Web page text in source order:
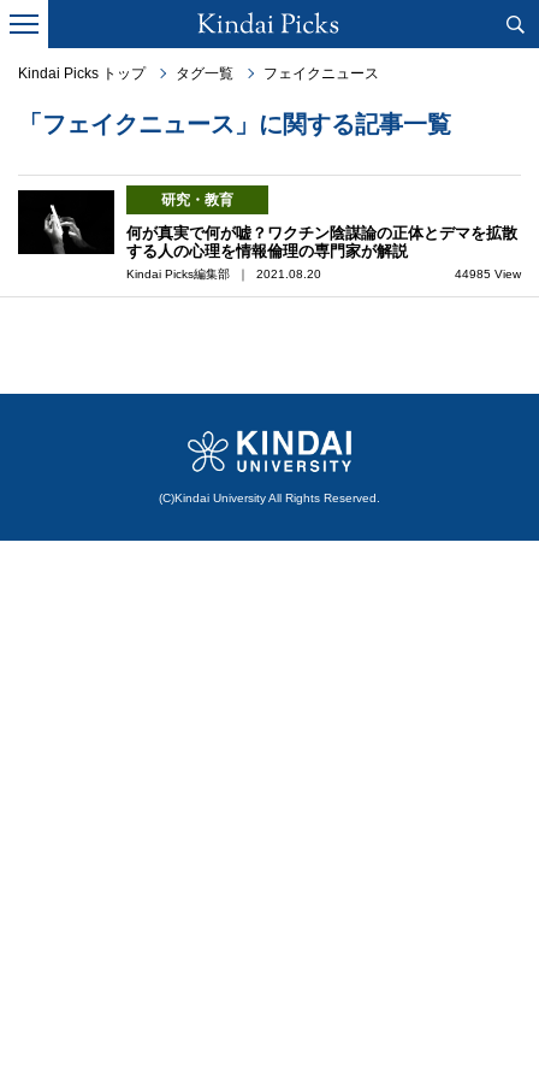
Kindai Picks トップ タグ一覧 フェイクニュース
「フェイクニュース」に関する記事一覧
研究・教育
何が真実で何が嘘？ワクチン陰謀論の正体とデマを拡散
する人の心理を情報倫理の専門家が解説
Kindai Picks編集部 ｜ 2021.08.20 44985 View
(C)Kindai University All Rights Reserved.